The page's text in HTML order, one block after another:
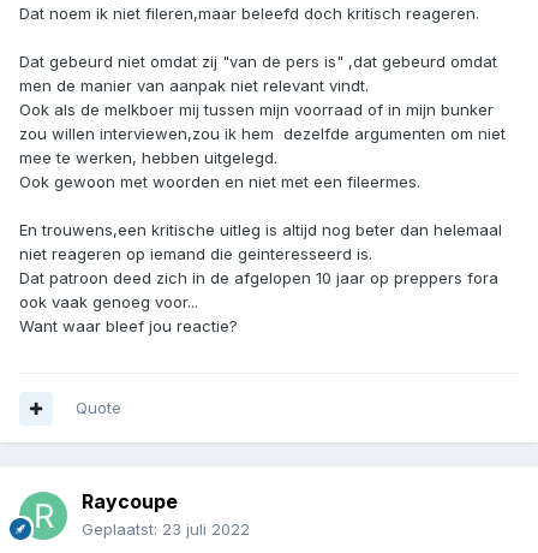
Dat noem ik niet fileren,maar beleefd doch kritisch reageren.
Dat gebeurd niet omdat zij "van de pers is" ,dat gebeurd omdat
men de manier van aanpak niet relevant vindt.
Ook als de melkboer mij tussen mijn voorraad of in mijn bunker
zou willen interviewen,zou ik hem dezelfde argumenten om niet
mee te werken, hebben uitgelegd.
Ook gewoon met woorden en niet met een fileermes.
En trouwens,een kritische uitleg is altijd nog beter dan helemaal
niet reageren op iemand die geinteresseerd is.
Dat patroon deed zich in de afgelopen 10 jaar op preppers fora
ook vaak genoeg voor...
Want waar bleef jou reactie?
Quote
Raycoupe
Geplaatst: 23 juli 2022